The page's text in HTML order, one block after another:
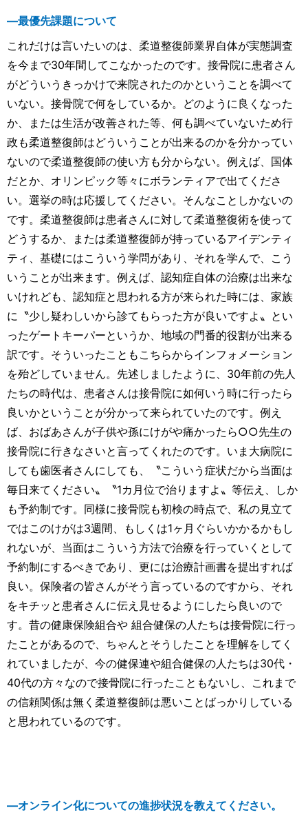
―最優先課題について
これだけは言いたいのは、柔道整復師業界自体が実態調査
を今まで30年間してこなかったのです。接骨院に患者さん
がどういうきっかけで来院されたのかということを調べて
いない。接骨院で何をしているか。どのように良くなった
か、または生活が改善された等、何も調べていないため行
政も柔道整復師はどういうことが出来るのかを分かってい
ないので柔道整復師の使い方も分からない。例えば、国体
だとか、オリンピック等々にボランティアで出てくださ
い。選挙の時は応援してください。そんなことしかないの
です。柔道整復師は患者さんに対して柔道整復術を使って
どうするか、または柔道整復師が持っているアイデンティ
ティ、基礎にはこういう学問があり、それを学んで、こう
いうことが出来ます。例えば、認知症自体の治療は出来な
いけれども、認知症と思われる方が来られた時には、家族
に〝少し疑わしいから診てもらった方が良いですよ〟とい
ったゲートキーパーというか、地域の門番的役割が出来る
訳です。そういったこともこちらからインフォメーション
を殆どしていません。先述しましたように、30年前の先人
たちの時代は、患者さんは接骨院に如何いう時に行ったら
良いかということが分かって来られていたのです。例え
ば、おばあさんが子供や孫にけがや痛かったら○○先生の
接骨院に行きなさいと言ってくれたのです。いま大病院に
しても歯医者さんにしても、〝こういう症状だから当面は
毎日来てください〟〝1カ月位で治りますよ〟等伝え、しか
も予約制です。同様に接骨院も初検の時点で、私の見立て
ではこのけがは3週間、もしくは1ヶ月ぐらいかかるかもし
れないが、当面はこういう方法で治療を行っていくとして
予約制にするべきであり、更には治療計画書を提出すれば
良い。保険者の皆さんがそう言っているのですから、それ
をキチッと患者さんに伝え見せるようにしたら良いので
す。昔の健康保険組合や 組合健保の人たちは接骨院に行っ
たことがあるので、ちゃんとそうしたことを理解をしてく
れていましたが、今の健保連や組合健保の人たちは30代・
40代の方々なので接骨院に行ったこともないし、これまで
の信頼関係は無く柔道整復師は悪いことばっかりしている
と思われているのです。
―オンライン化についての進捗状況を教えてください。